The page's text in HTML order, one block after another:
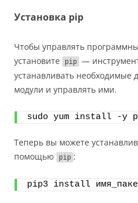
Установка pip
Чтобы управлять
установите
pip —
устанавливать необходимые
модули и управлять ими.
sudo yum install -y
Теперь вы можете
помощью
pip :
pip3 install